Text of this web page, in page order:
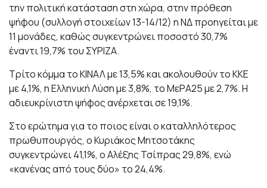
την πολιτική κατάσταση στη χώρα, στην πρόθεση
ψήφου (συλλογή στοιχείων 13-14/12) η ΝΔ προηγείται με
11 μονάδες, καθώς συγκεντρώνει ποσοστό 30,7%
έναντι 19,7% του ΣΥΡΙΖΑ.
Τρίτο κόμμα το ΚΙΝΑΛ με 13,5% και ακολουθούν το ΚΚΕ
με 4,1%, η Ελληνική Λύση με 3,8%, το ΜεΡΑ25 με 2,7%. Η
αδιευκρίνιστη ψήφος ανέρχεται σε 19,1%.
Στο ερώτημα για το ποιος είναι ο καταλληλότερος
πρωθυπουργός, ο Κυριάκος Μητσοτάκης
συγκεντρώνει 41,1%, ο Αλέξης Τσίπρας 29,8%, ενώ
«κανένας από τους δύο» το 24,4%.